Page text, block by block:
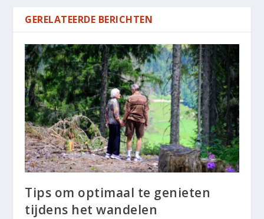
GERELATEERDE BERICHTEN
Tips om optimaal te genieten
tijdens het wandelen